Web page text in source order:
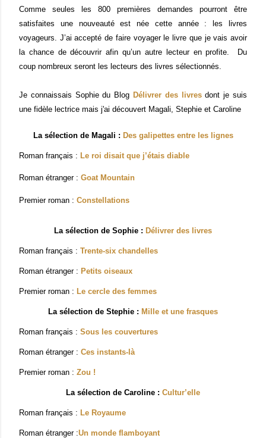
Comme seules les 800 premières demandes pourront être
satisfaites une nouveauté est née cette année : les livres
voyageurs. J’ai accepté de faire voyager le livre que je vais avoir
la chance de découvrir afin qu’un autre lecteur en profite. Du
coup nombreux seront les lecteurs des livres sélectionnés.
Je connaissais Sophie du Blog Délivrer des livres dont je suis
une fidèle lectrice mais j'ai découvert Magali, Stephie et Caroline
La sélection de Magali : Des galipettes entre les lignes
Roman français : Le roi disait que j’étais diable
Roman étranger : Goat Mountain
Premier roman : Constellations
La sélection de Sophie : Délivrer des livres
Roman français : Trente-six chandelles
Roman étranger : Petits oiseaux
Premier roman : Le cercle des femmes
La sélection de Stephie : Mille et une frasques
Roman français : Sous les couvertures
Roman étranger : Ces instants-là
Premier roman : Zou !
La sélection de Caroline : Cultur’elle
Roman français : Le Royaume
Roman étranger :Un monde flamboyant